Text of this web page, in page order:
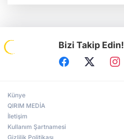
Bizi Takip Edin!
Künye
QIRIM MEDİA
İletişim
Kullanım Şartnamesi
Gizlilik Politikası